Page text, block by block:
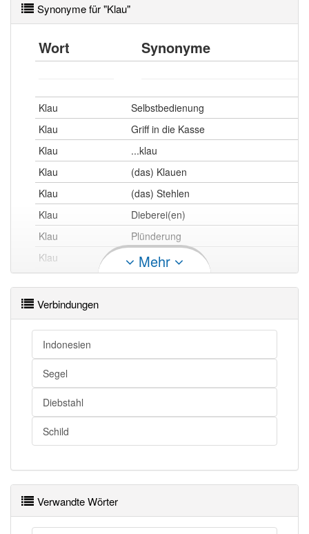
Synonyme für "Klau"
Wort Synonyme
Klau
Selbstbedienung
Klau
Griff in die Kasse
Klau
...klau
Klau
(das) Klauen
Klau
(das) Stehlen
Klau
Dieberei(en)
Klau
Plünderung
Klau
Entwendung
Klau
Klau openthesaurus
Mehr
Verbindungen
Indonesien
Segel
Diebstahl
Schild
Verwandte Wörter